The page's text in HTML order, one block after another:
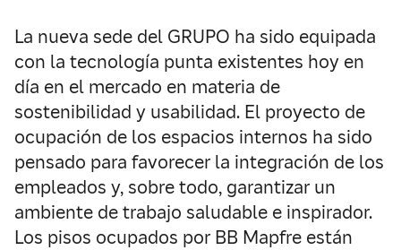
La nueva sede del GRUPO ha sido equipada
con la tecnología punta existentes hoy en
día en el mercado en materia de
sostenibilidad y usabilidad. El proyecto de
ocupación de los espacios internos ha sido
pensado para favorecer la integración de los
empleados y, sobre todo, garantizar un
ambiente de trabajo saludable e inspirador.
Los pisos ocupados por BB Mapfre están